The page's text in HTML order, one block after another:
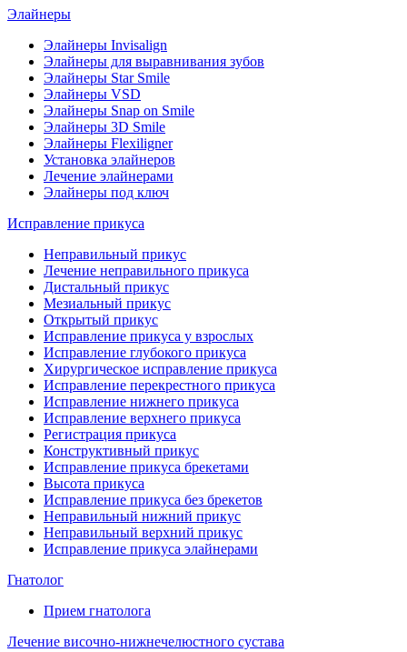
Элайнеры
Элайнеры Invisalign
Элайнеры для выравнивания зубов
Элайнеры Star Smile
Элайнеры VSD
Элайнеры Snap on Smile
Элайнеры 3D Smile
Элайнеры Flexiligner
Установка элайнеров
Лечение элайнерами
Элайнеры под ключ
Исправление прикуса
Неправильный прикус
Лечение неправильного прикуса
Дистальный прикус
Мезиальный прикус
Открытый прикус
Исправление прикуса у взрослых
Исправление глубокого прикуса
Хирургическое исправление прикуса
Исправление перекрестного прикуса
Исправление нижнего прикуса
Исправление верхнего прикуса
Регистрация прикуса
Конструктивный прикус
Исправление прикуса брекетами
Высота прикуса
Исправление прикуса без брекетов
Неправильный нижний прикус
Неправильный верхний прикус
Исправление прикуса элайнерами
Гнатолог
Прием гнатолога
Лечение височно-нижнечелюстного сустава